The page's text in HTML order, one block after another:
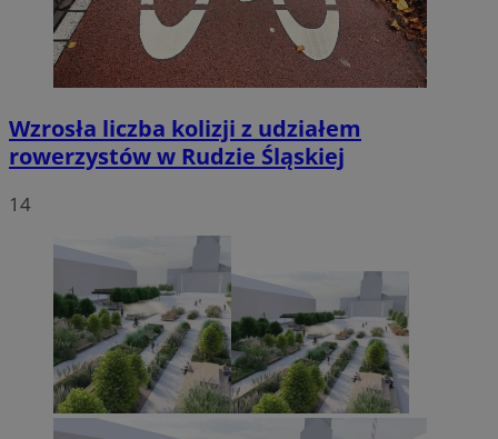
Wzrosła liczba kolizji z udziałem
rowerzystów w Rudzie Śląskiej
14